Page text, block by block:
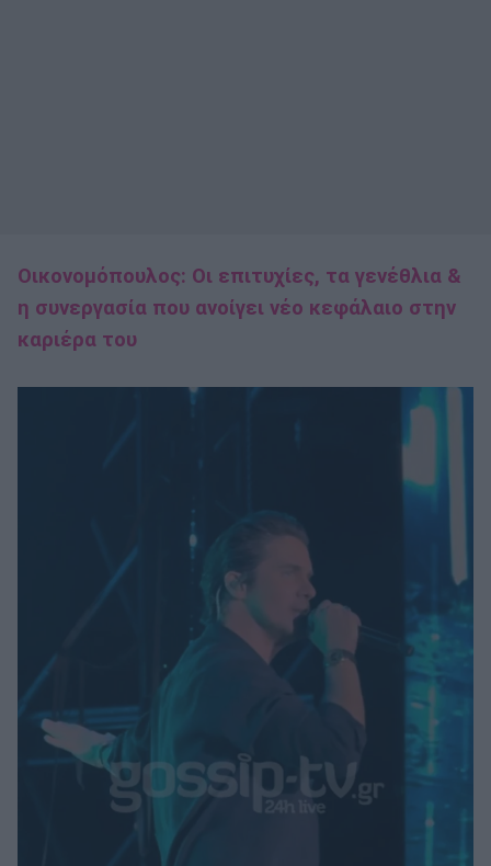
Οικονομόπουλος: Οι επιτυχίες, τα γενέθλια &
η συνεργασία που ανοίγει νέο κεφάλαιο στην
καριέρα του